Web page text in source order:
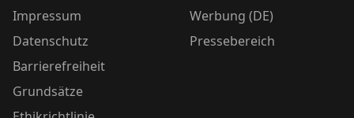
Impressum
Datenschutz
Barrierefreiheit
Grundsätze
Werbung (DE)
Pressebereich